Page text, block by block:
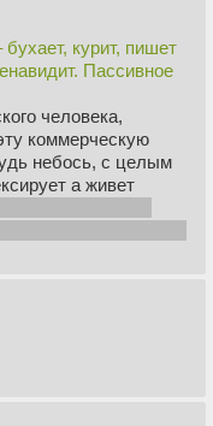
курит, пишет
Пассивное
человека,
коммерческую
небось, с целым
а живет